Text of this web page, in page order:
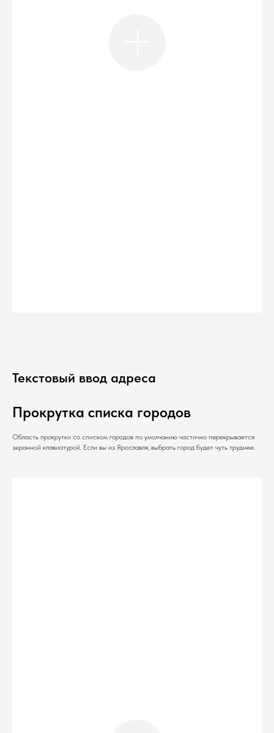
Текстовый ввод адреса
Прокрутка списка городов
Область прокрутки со списком городов по умолчанию частично перекрывается
экранной клавиатурой. Если вы из Ярославля, выбрать город будет чуть труднее.